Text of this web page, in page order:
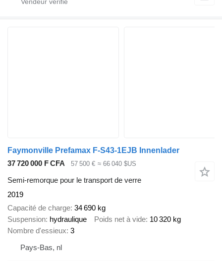
Faymonville Prefamax F-S43-1EJB Innenlader
37 720 000 F CFA
57 500 € ≈ 66 040 $US
Semi-remorque pour le transport de verre
2019
Capacité de charge 34 690 kg
Suspension hydraulique Poids net à vide 10 320 kg
Nombre d'essieux 3
Pays-Bas, nl